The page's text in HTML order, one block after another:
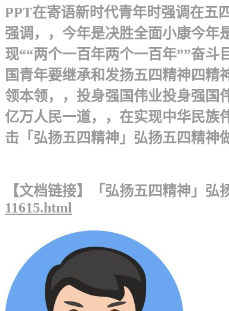
PPT在寄语新时代青年时强调在五
强调，，今年是决胜全面小康今年
现““两个一百年两个一百年””奋
国青年要继承和发扬五四精神四
领本领，，投身强国伟业投身强国
亿万人民一道，，在实现中华民族
击「弘扬五四精神」弘扬五四精神
【文档链接】「弘扬五四精神」
11615.html